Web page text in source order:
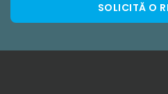
SOLICITĂ O